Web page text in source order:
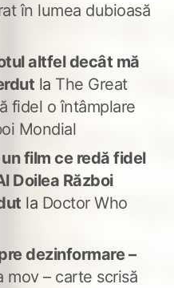
în lumea dubioasă
altfel decât mă
la The Great
fidel o întâmplare
Mondial
film ce redă fidel
Doilea Război
la Doctor Who
dezinformare –
mov – carte scrisă